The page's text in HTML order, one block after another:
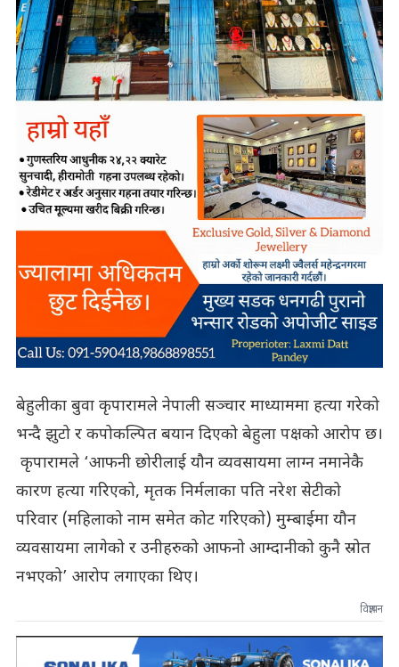
बेहुलीका बुवा कृपारामले नेपाली सञ्चार माध्याममा हत्या गरेको
भन्दै झुटो र कपोकल्पित बयान दिएको बेहुला पक्षको आरोप छ।
कृपारामले ‘आफनी छोरीलाई यौन व्यवसायमा लाग्न नमानेकै
कारण हत्या गरिएको, मृतक निर्मलाका पति नरेश सेटीको
परिवार (महिलाको नाम समेत कोट गरिएको) मुम्बाईमा यौन
व्यवसायमा लागेको र उनीहरुको आफनो आम्दानीको कुनै स्रोत
नभएको’ आरोप लगाएका थिए।
विज्ञापन